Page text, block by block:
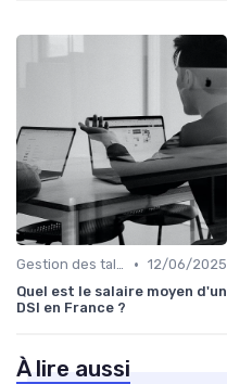
Gestion des talents IT • 12/06/2025
Quel est le salaire moyen d'un
DSI en France ?
À lire aussi